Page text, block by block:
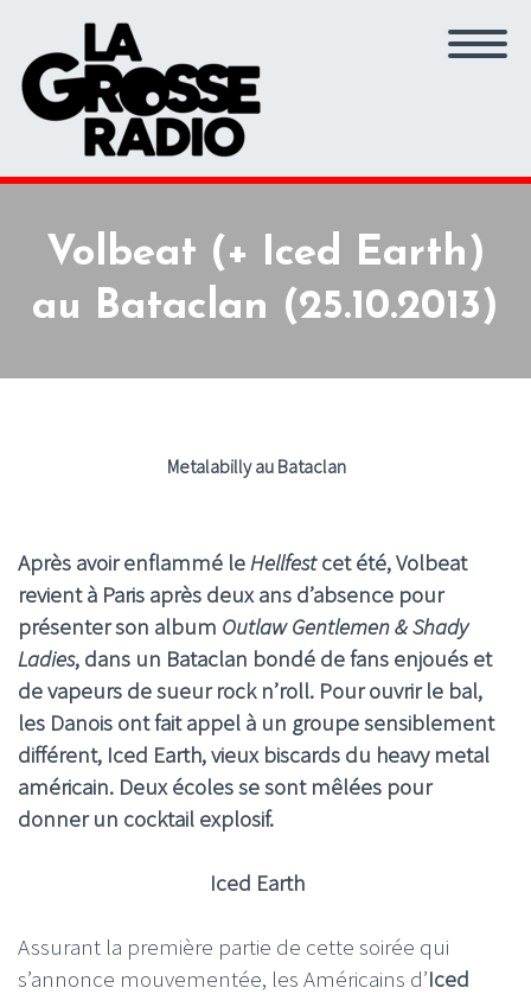
Volbeat (+ Iced Earth)
au Bataclan (25.10.2013)
Metalabilly au Bataclan
Après avoir enflammé leHellfestcet été, Volbeat
revient à Paris après deux ans d’absence pour
présenter son album Outlaw Gentlemen & Shady
Ladies, dans un Bataclan bondé de fans enjoués et
de vapeurs de sueur rock n’roll. Pour ouvrir le bal,
les Danois ont fait appel à un groupe sensiblement
différent, Iced Earth, vieux biscards du heavy metal
américain. Deux écoles se sont mêlées pour
donner un cocktail explosif.
Iced Earth
Assurant la première partie de cette soirée qui
s’annonce mouvementée, les Américains d’Iced